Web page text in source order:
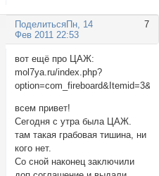
Поделиться 7
Пн, 14
Фев 2011 22:53
вот ещё про ЦАЖ:
mol7ya.ru/index.php?
всем привет!
Сегодня с утра была ЦАЖ.
там такая грабовая тишина, ни
кого нет.
Со сной наконец заключили